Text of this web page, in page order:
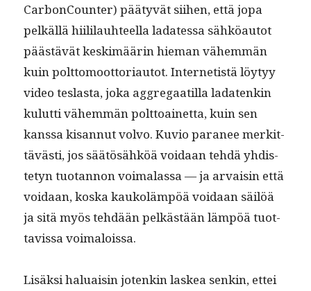
Car­bon­Counter) pää­tyvät siihen, että jopa
pelkäl­lä hiililauh­teel­la ladates­sa sähköau­tot
päästävät keskimäärin hie­man vähem­män
kuin polt­to­moot­to­ri­au­tot. Inter­netistä löy­tyy
video tes­las­ta, joka aggre­gaatil­la ladatenkin
kulut­ti vähem­män polt­toainet­ta, kuin sen
kanssa kisan­nut vol­vo. Kuvio para­nee merkit­
tävästi, jos säätösähköä voidaan tehdä yhdis­
te­tyn tuotan­non voimalas­sa — ja arvaisin että
voidaan, kos­ka kaukoläm­pöä voidaan säilöä
ja sitä myös tehdään pelkästään läm­pöä tuot­
tavis­sa voimaloissa.
Lisäk­si halu­aisin jotenkin laskea senkin, ettei